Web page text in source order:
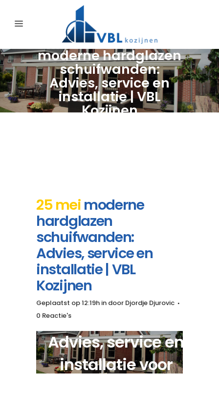
moderne hardglazen
schuifwanden:
Advies, service en
installatie | VBL
Kozijnen
25 mei moderne
hardglazen
schuifwanden:
Advies, service en
installatie | VBL
Kozijnen
Geplaatst op 12:19h in door Djordje Djurovic
0 Reactie's
Advies, service en
installatie voor